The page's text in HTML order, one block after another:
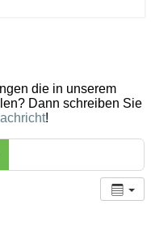
die in unserem
Dann schreiben Sie
!